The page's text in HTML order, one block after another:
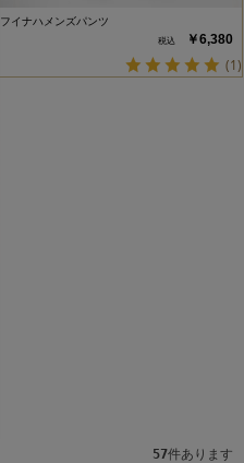
フイナハメンズパンツ
￥6,380
(1)
57件あります